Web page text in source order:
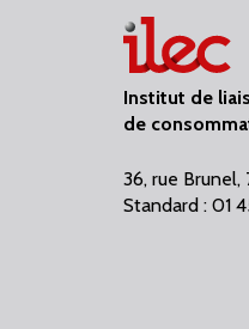
Institut de
de
36, rue Brunel,
Standard : 01